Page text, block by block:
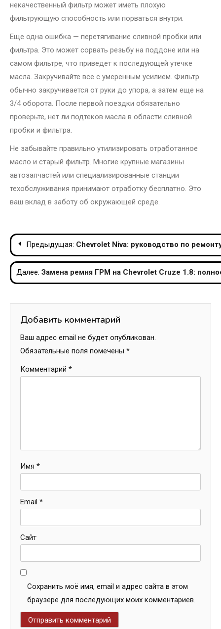
некачественный фильтр может иметь плохую
фильтрующую способность или порваться внутри.
Еще одна ошибка — перетягивание сливной пробки или
фильтра. Это может сорвать резьбу на поддоне или на
самом фильтре, что приведет к последующей утечке
масла. Закручивайте все с умеренным усилием. Фильтр
обычно закручивается от руки до упора, а затем еще на
3/4 оборота. После первой поездки обязательно
проверьте, нет ли подтеков масла в области сливной
пробки и фильтра.
Не забывайте правильно утилизировать отработанное
масло и старый фильтр. Многие крупные магазины
автозапчастей или специализированные станции
техобслуживания принимают отработку бесплатно. Это
ваш вклад в заботу об окружающей среде.
Навигация
по
записям
Предыдущая: Chevrolet Niva: руководство по
Далее: Замена ремня ГРМ на Chevrolet Cruze 1.8:
Добавить комментарий
Ваш адрес email не будет опубликован.
Обязательные поля помечены *
Комментарий *
Имя *
Email *
Сайт
Сохранить моё имя, email и адрес сайта в этом
браузере для последующих моих комментариев.